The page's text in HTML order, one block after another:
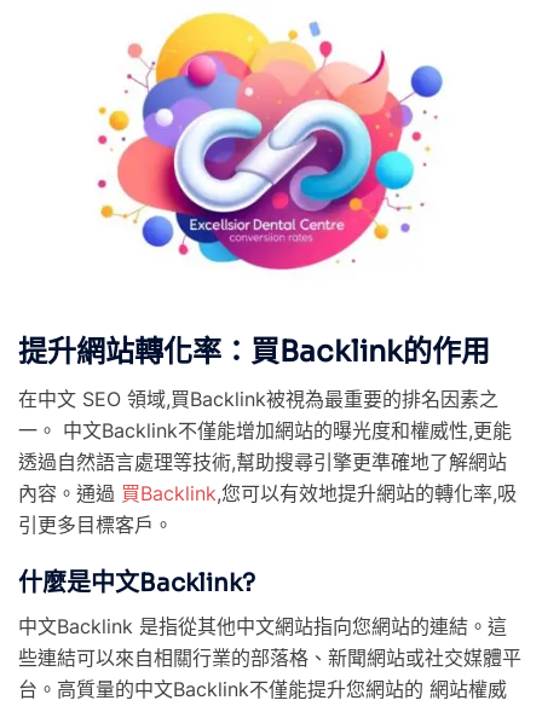
提升網站轉化率：買Backlink的作用
在中文 SEO 領域,買Backlink被視為最重要的排名因素之
一。 中文Backlink不僅能增加網站的曝光度和權威性,更能
透過自然語言處理等技術,幫助搜尋引擎更準確地了解網站
內容。通過 買Backlink,您可以有效地提升網站的轉化率,吸
引更多目標客戶。
什麼是中文Backlink?
中文Backlink 是指從其他中文網站指向您網站的連結。這
些連結可以來自相關行業的部落格、新聞網站或社交媒體平
台。高質量的中文Backlink不僅能提升您網站的 網站權威